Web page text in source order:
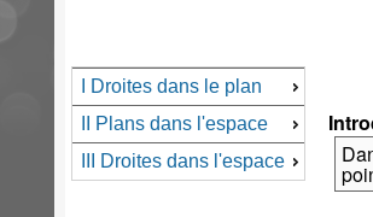
I Droites dans le plan
II Plans dans l'espace
III Droites dans l'espace